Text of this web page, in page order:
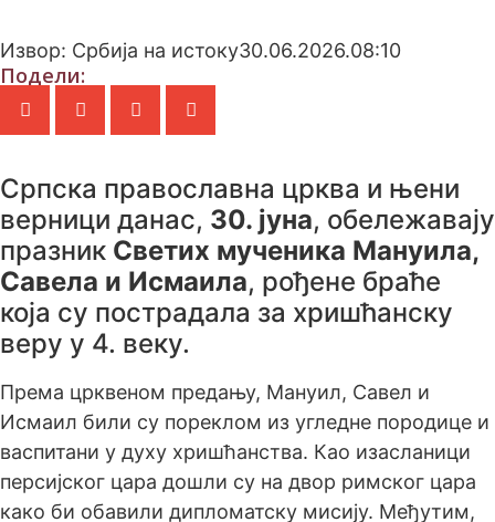
Извор: Србија на истоку30.06.2026.08:10
Подели:
Српска православна црква и њени
верници данас, 30. јуна, обележавају
празник Светих мученика Мануила,
Савела и Исмаила, рођене браће
која су пострадала за хришћанску
веру у 4. веку.
Према црквеном предању, Мануил, Савел и
Исмаил били су пореклом из угледне породице и
васпитани у духу хришћанства. Као изасланици
персијског цара дошли су на двор римског цара
како би обавили дипломатску мисију. Међутим,